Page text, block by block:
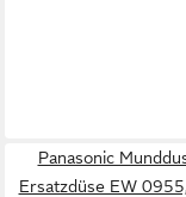
Panasonic
Ersatzdüse EW